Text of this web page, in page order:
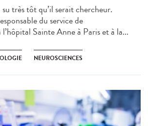
très tôt qu’il serait chercheur.
du service de
Sainte Anne à Paris​ et à la...
NEUROSCIENCES